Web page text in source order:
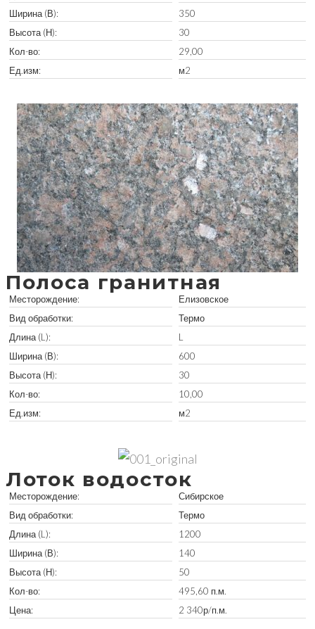
Ширина (В):
Высота (Н):
Кол-во:
Ед.изм:
350
30
29,00
м2
Полоса гранитная
Месторождение:
Вид обработки:
Длина (L):
Ширина (В):
Высота (Н):
Кол-во:
Ед.изм:
Елизовское
Термо
L
600
30
10,00
м2
Лоток водосток
Месторождение:
Вид обработки:
Длина (L):
Ширина (В):
Высота (Н):
Кол-во:
Цена:
Сибирское
Термо
1200
140
50
495,60 п.м.
2 340р/п.м.